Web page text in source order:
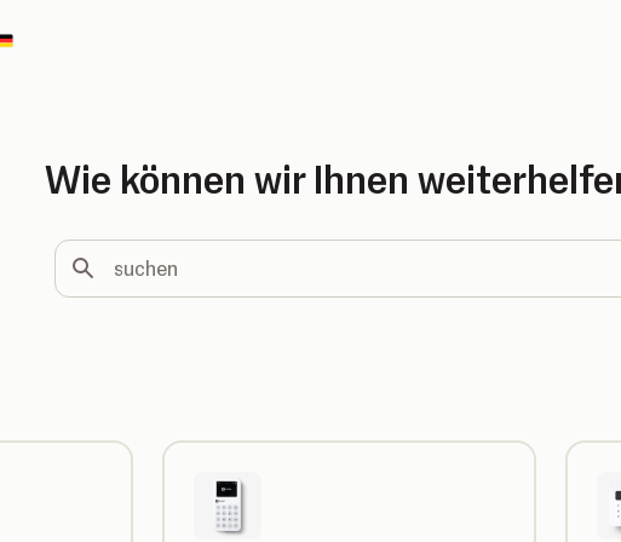
Change country
Wie können wir Ihnen
suchen